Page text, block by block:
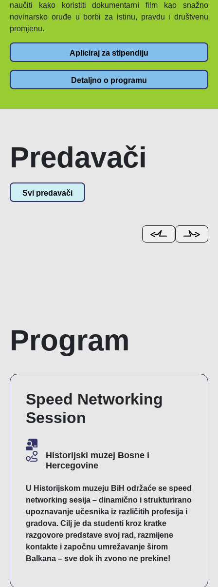
naučiti kako koristiti dokumentarni film kao snažno
novinarsko oruđe u borbi za istinu, pravdu i društvenu
promjenu.
Apliciraj za stipendiju
Detaljno o programu
Predavači
Svi predavači
Program
Speed Networking
Session
Historijski muzej Bosne i
Hercegovine
U Historijskom muzeju BiH održaće se speed
networking sesija – dinamično i strukturirano
upoznavanje učesnika iz različitih profesija i
gradova. Cilj je da studenti kroz kratke
razgovore predstave svoj rad, razmijene
kontakte i započnu umrežavanje širom
Balkana – sve dok ih zvono ne prekine!